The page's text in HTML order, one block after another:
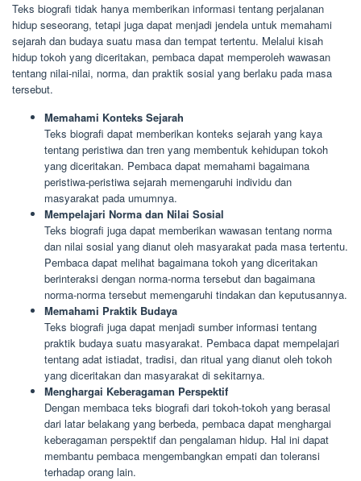
Teks biografi tidak hanya memberikan informasi tentang perjalanan
hidup seseorang, tetapi juga dapat menjadi jendela untuk memahami
sejarah dan budaya suatu masa dan tempat tertentu. Melalui kisah
hidup tokoh yang diceritakan, pembaca dapat memperoleh wawasan
tentang nilai-nilai, norma, dan praktik sosial yang berlaku pada masa
tersebut.
Memahami Konteks Sejarah
Teks biografi dapat memberikan konteks sejarah yang kaya
tentang peristiwa dan tren yang membentuk kehidupan tokoh
yang diceritakan. Pembaca dapat memahami bagaimana
peristiwa-peristiwa sejarah memengaruhi individu dan
masyarakat pada umumnya.
Mempelajari Norma dan Nilai Sosial
Teks biografi juga dapat memberikan wawasan tentang norma
dan nilai sosial yang dianut oleh masyarakat pada masa tertentu.
Pembaca dapat melihat bagaimana tokoh yang diceritakan
berinteraksi dengan norma-norma tersebut dan bagaimana
norma-norma tersebut memengaruhi tindakan dan keputusannya.
Memahami Praktik Budaya
Teks biografi juga dapat menjadi sumber informasi tentang
praktik budaya suatu masyarakat. Pembaca dapat mempelajari
tentang adat istiadat, tradisi, dan ritual yang dianut oleh tokoh
yang diceritakan dan masyarakat di sekitarnya.
Menghargai Keberagaman Perspektif
Dengan membaca teks biografi dari tokoh-tokoh yang berasal
dari latar belakang yang berbeda, pembaca dapat menghargai
keberagaman perspektif dan pengalaman hidup. Hal ini dapat
membantu pembaca mengembangkan empati dan toleransi
terhadap orang lain.